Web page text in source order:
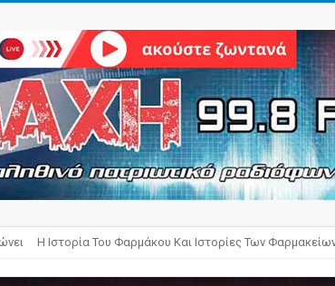
Η Ιστορία Του Φαρμάκου Και Ιστορίες Των